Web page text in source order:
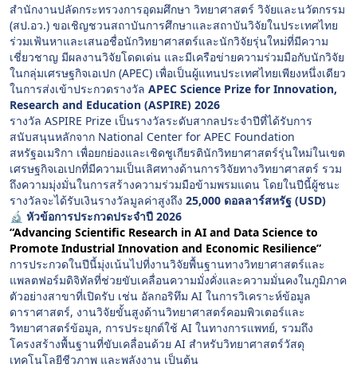
สำนักงานปลัดกระทรวงการอุดมศึกษา วิทยาศาสตร์ วิจัยและนวัตกรรม
(สป.อว.) ขอเชิญชวนสถาบันการศึกษาและสถาบันวิจัยในประเทศไทย
ร่วมเฟ้นหาและเสนอชื่อนักวิทยาศาสตร์และนักวิจัยรุ่นใหม่ที่มีความ
เชี่ยวชาญ มีผลงานวิจัยโดดเด่น และมีเครือข่ายความร่วมมือกับนักวิจัย
ในกลุ่มเศรษฐกิจเอเปก (APEC) เพื่อเป็นผู้แทนประเทศไทยเพียงหนึ่งเดียว
ในการส่งเข้าประกวดรางวัล APEC Science Prize for Innovation,
Research and Education (ASPIRE) 2026
รางวัล ASPIRE Prize เป็นรางวัลระดับสากลประจำปีที่ได้รับการ
สนับสนุนหลักจาก National Center for APEC Foundation
สหรัฐอเมริกา เพื่อยกย่องและเชิดชูเกียรตินักวิทยาศาสตร์รุ่นใหม่ในเขต
เศรษฐกิจเอเปกที่มีความเป็นเลิศทางด้านการวิจัยทางวิทยาศาสตร์ รวม
ถึงความมุ่งมั่นในการสร้างความร่วมมือข้ามพรมแดน โดยในปีนี้ผู้ชนะ
รางวัลจะได้รับเงินรางวัลมูลค่าสูงถึง 25,000 ดอลลาร์สหรัฐ (USD)
🔬 หัวข้อการประกวดประจำปี 2026
“Advancing Scientific Research in AI and Data Science to
Promote Industrial Innovation and Economic Resilience”
การประกวดในปีนี้มุ่งเน้นไปที่งานวิจัยพื้นฐานทางวิทยาศาสตร์และ
แพลตฟอร์มดิจิทัลที่ช่วยขับเคลื่อนความมั่งคั่งและความมั่นคงในภูมิภาค
ตัวอย่างสาขาที่เปิดรับ เช่น อัลกอริทึม AI ในการวิเคราะห์ข้อมูล
ดาราศาสตร์, งานวิจัยขั้นสูงด้านวิทยาศาสตร์คอมพิวเตอร์และ
วิทยาศาสตร์ข้อมูล, การประยุกต์ใช้ AI ในทางการแพทย์, รวมถึง
โครงสร้างพื้นฐานที่ขับเคลื่อนด้วย AI สำหรับวิทยาศาสตร์วัสดุ
เทคโนโลยีชีวภาพ และพลังงาน เป็นต้น